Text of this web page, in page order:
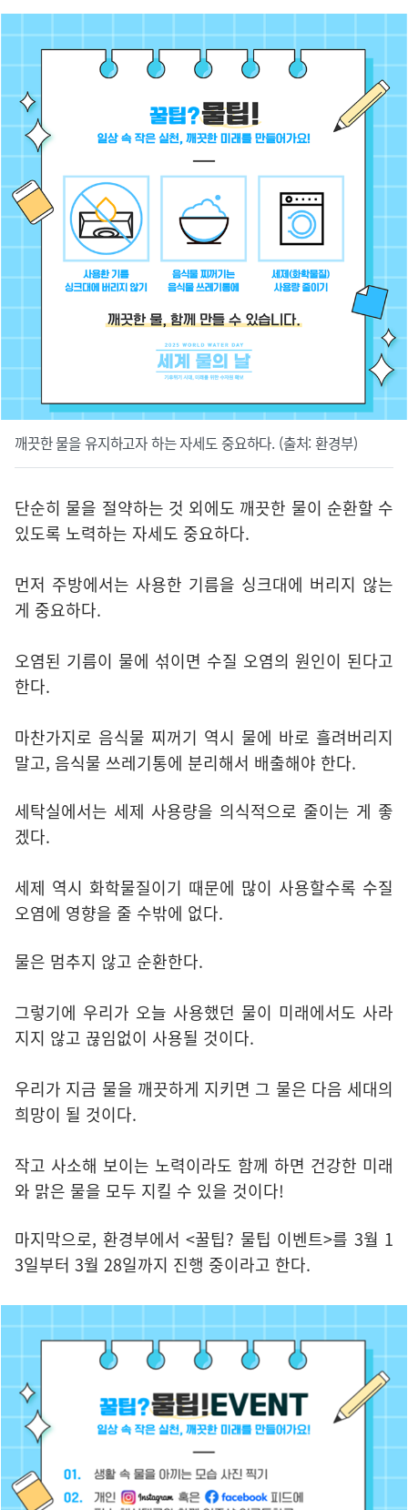
깨끗한 물을 유지하고자 하는 자세도 중요하다. (출처: 환경부)
단순히 물을 절약하는 것 외에도 깨끗한 물이 순환할 수
있도록 노력하는 자세도 중요하다.
먼저 주방에서는 사용한 기름을 싱크대에 버리지 않는
게 중요하다.
오염된 기름이 물에 섞이면 수질 오염의 원인이 된다고
한다.
마찬가지로 음식물 찌꺼기 역시 물에 바로 흘려버리지
말고, 음식물 쓰레기통에 분리해서 배출해야 한다.
세탁실에서는 세제 사용량을 의식적으로 줄이는 게 좋
겠다.
세제 역시 화학물질이기 때문에 많이 사용할수록 수질
오염에 영향을 줄 수밖에 없다.
물은 멈추지 않고 순환한다.
그렇기에 우리가 오늘 사용했던 물이 미래에서도 사라
지지 않고 끊임없이 사용될 것이다.
우리가 지금 물을 깨끗하게 지키면 그 물은 다음 세대의
희망이 될 것이다.
작고 사소해 보이는 노력이라도 함께 하면 건강한 미래
와 맑은 물을 모두 지킬 수 있을 것이다!
마지막으로, 환경부에서 <꿀팁? 물팁 이벤트>를 3월 1
3일부터 3월 28일까지 진행 중이라고 한다.